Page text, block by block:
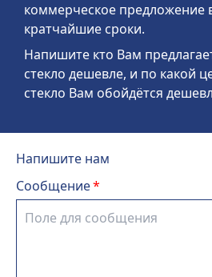
коммерческое предложение
кратчайшие сроки.
Напишите кто Вам
стекло дешевле, и по какой
стекло Вам обойдётся
Напишите нам
Сообщение